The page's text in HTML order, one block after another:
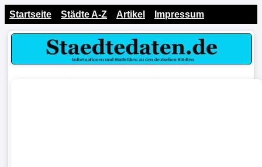
Startseite Städte A-Z Artikel Impressum